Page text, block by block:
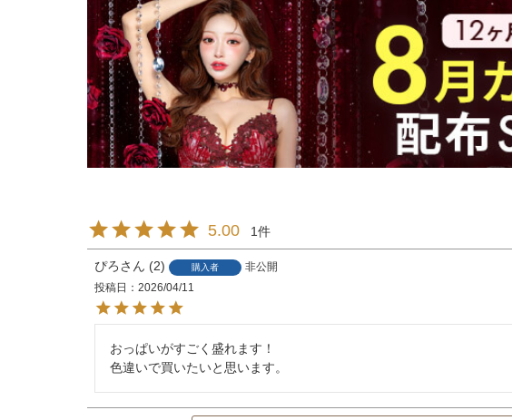
5.00 1
ぴろ 2 購入者
非公開
投稿日
2026/04/11
おっぱいがすごく盛れます！
色違いで買いたいと思います。